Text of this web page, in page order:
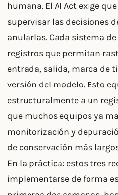
humana. El AI Act exige
supervisar las decisiones
anularlas. Cada sistema
registros que permitan
entrada, salida, marca de
versión del modelo. Esto
estructuralmente a un
que muchos equipos ya
monitorización y
de conservación más
En la práctica: estos tres
implementarse de forma